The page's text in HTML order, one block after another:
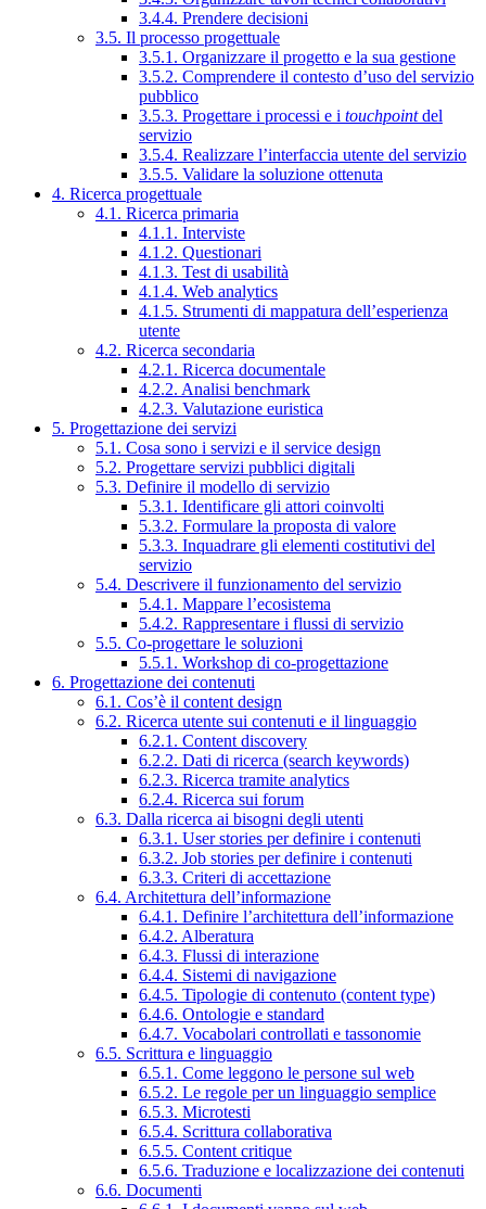
3.4.4. Prendere decisioni
3.5. Il processo progettuale
3.5.1. Organizzare il progetto e la sua gestione
3.5.2. Comprendere il contesto d’uso del servizio
pubblico
3.5.3. Progettare i processi e i touchpointdel
servizio
3.5.4. Realizzare l’interfaccia utente del servizio
3.5.5. Validare la soluzione ottenuta
4. Ricerca progettuale
4.1. Ricerca primaria
4.1.1. Interviste
4.1.2. Questionari
4.1.3. Test di usabilità
4.1.4. Web analytics
4.1.5. Strumenti di mappatura dell’esperienza
utente
4.2. Ricerca secondaria
4.2.1. Ricerca documentale
4.2.2. Analisi benchmark
4.2.3. Valutazione euristica
5. Progettazione dei servizi
5.1. Cosa sono i servizi e il service design
5.2. Progettare servizi pubblici digitali
5.3. Definire il modello di servizio
5.3.1. Identificare gli attori coinvolti
5.3.2. Formulare la proposta di valore
5.3.3. Inquadrare gli elementi costitutivi del
servizio
5.4. Descrivere il funzionamento del servizio
5.4.1. Mappare l’ecosistema
5.4.2. Rappresentare i flussi di servizio
5.5. Co-progettare le soluzioni
5.5.1. Workshop di co-progettazione
6. Progettazione dei contenuti
6.1. Cos’è il content design
6.2. Ricerca utente sui contenuti e il linguaggio
6.2.1. Content discovery
6.2.2. Dati di ricerca (search keywords)
6.2.3. Ricerca tramite analytics
6.2.4. Ricerca sui forum
6.3. Dalla ricerca ai bisogni degli utenti
6.3.1. User stories per definire i contenuti
6.3.2. Job stories per definire i contenuti
6.3.3. Criteri di accettazione
6.4. Architettura dell’informazione
6.4.1. Definire l’architettura dell’informazione
6.4.2. Alberatura
6.4.3. Flussi di interazione
6.4.4. Sistemi di navigazione
6.4.5. Tipologie di contenuto (content type)
6.4.6. Ontologie e standard
6.4.7. Vocabolari controllati e tassonomie
6.5. Scrittura e linguaggio
6.5.1. Come leggono le persone sul web
6.5.2. Le regole per un linguaggio semplice
6.5.3. Microtesti
6.5.4. Scrittura collaborativa
6.5.5. Content critique
6.5.6. Traduzione e localizzazione dei contenuti
6.6. Documenti